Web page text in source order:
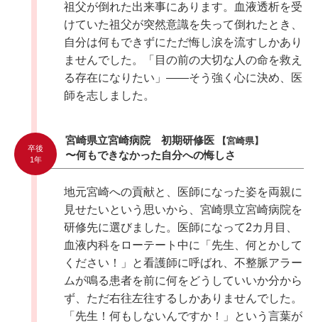
祖父が倒れた出来事にあります。血液透析を受
けていた祖父が突然意識を失って倒れたとき、
自分は何もできずにただ悔し涙を流すしかあり
ませんでした。「目の前の大切な人の命を救え
る存在になりたい」――そう強く心に決め、医
師を志しました。
卒後
1年
宮崎県立宮崎病院 初期研修医 【宮崎県】
〜何もできなかった自分への悔しさ
地元宮崎への貢献と、医師になった姿を両親に
見せたいという思いから、宮崎県立宮崎病院を
研修先に選びました。医師になって2カ月目、
血液内科をローテート中に「先生、何とかして
ください！」と看護師に呼ばれ、不整脈アラー
ムが鳴る患者を前に何をどうしていいか分から
ず、ただ右往左往するしかありませんでした。
「先生！何もしないんですか！」という言葉が